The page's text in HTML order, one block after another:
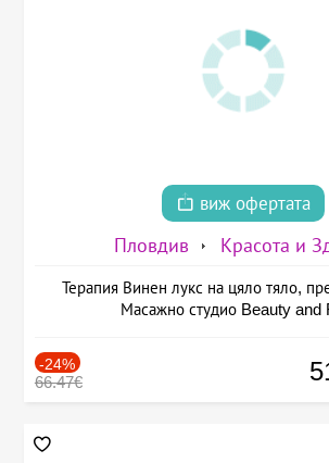
виж офертата
Пловдив Красота и
Терапия Винен лукс на цяло тяло,
Масажно студио Beauty and
-24%
66.47€